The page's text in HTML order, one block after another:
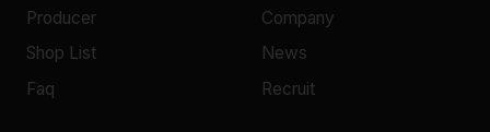
Producer
Shop List
Faq
Company
News
Recruit